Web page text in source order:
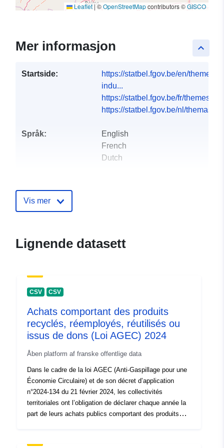
Leaflet|©OpenStreetMapcontributors ©GISCO
keyboard_arrow_up
Mer informasjon
Startside:
https://statbel.fgov.be/en/themes/
indu...
https://statbel.fgov.be/fr/themes/
https://statbel.fgov.be/nl/themas/
Språk:
English
French
Dutch
https://statbel.fgov.be/
Katalogopptak: Lagt til data.europa.eu:
August 2025
Oppdatert på data.europa.eu:
Romslig: Koordinater:
[ [ 2.54, 51.51 ],
[ 6.41, 51.51 ], [ 6.41, 49.49 ],
[ 2.54, 49.49 ], [ 2.54, 51.51 ]
Vis mer
Lignende datasett
CSV CSV
Achats comportant des produits
recyclés, réemployés, réutilisés ou
issus de dons (Loi AGEC) 2024
Åben platform af franske offentlige data
Dans le cadre de la loi AGEC (Anti-Gaspillage pour une
Économie Circulaire) et de son décret d’application
n°2024-134 du 21 février 2024, les collectivités
territoriales ont l’obligation de déclarer chaque année la
part de leurs achats publics comportant des produits